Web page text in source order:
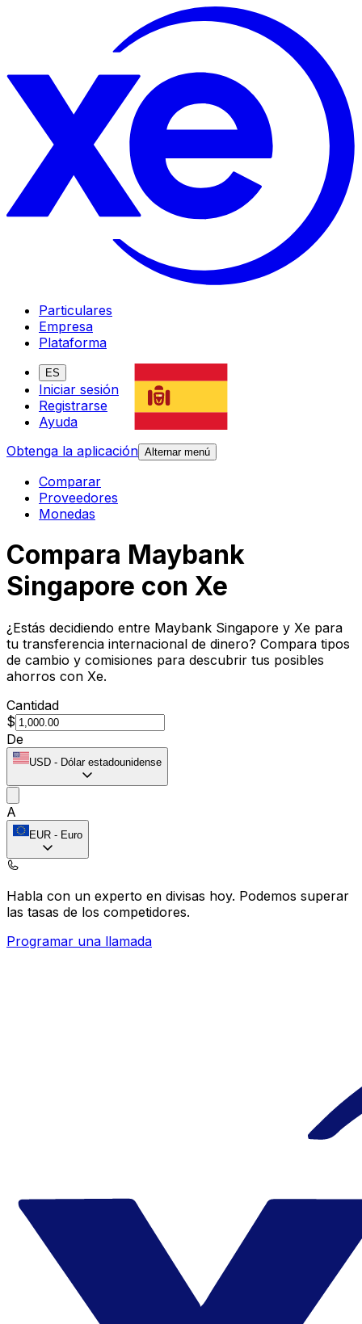
Particulares
Empresa
Plataforma
ES
Iniciar sesión
Registrarse
Ayuda
Obtenga la aplicación Alternar menú
Comparar
Proveedores
Monedas
Compara Maybank
Singapore con Xe
¿Estás decidiendo entre Maybank Singapore y Xe para
tu transferencia internacional de dinero? Compara tipos
de cambio y comisiones para descubrir tus posibles
ahorros con Xe.
Cantidad
$
De
USD - Dólar estadounidense
A
EUR - Euro
Habla con un experto en divisas hoy. Podemos superar
las tasas de los competidores.
Programar una llamada